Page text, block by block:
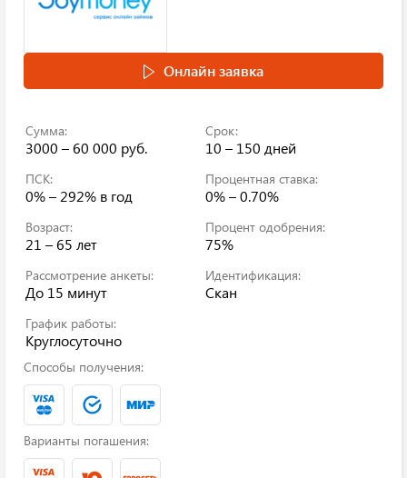
Онлайн заявка
Сумма:
3000 – 60 000 руб.
Срок:
10 – 150 дней
ПСК:
0% – 292% в год
Процентная ставка:
0% – 0.70%
Возраст:
21 – 65 лет
Процент одобрения:
75%
Рассмотрение анкеты:
До 15 минут
Идентификация:
Скан
График работы:
Круглосуточно
Способы получения:
Варианты погашения: